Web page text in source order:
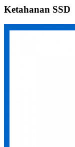
Ketahanan SSD